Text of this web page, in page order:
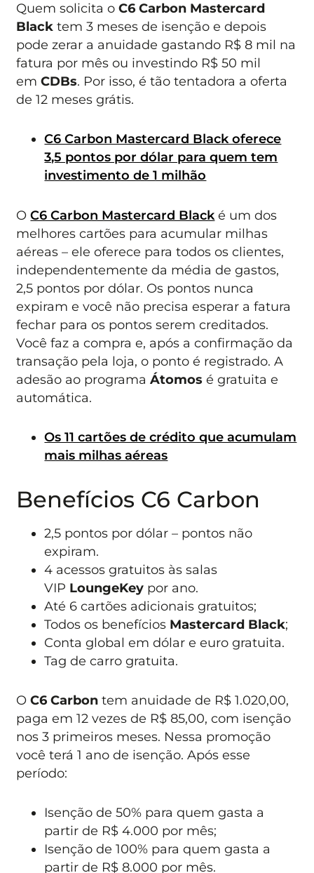
Quem solicita oC6 Carbon Mastercard
Black tem 3 meses de isenção e depois
pode zerar a anuidade gastando R$ 8 mil na
fatura por mês ou investindo R$ 50 mil
emCDBs. Por isso, é tão tentadora a oferta
de 12 meses grátis.
C6 Carbon Mastercard Black oferece
3,5 pontos por dólar para quem tem
investimento de 1 milhão
OC6 Carbon Mastercard Black é um dos
melhores cartões para acumular milhas
aéreas – ele oferece para todos os clientes,
independentemente da média de gastos,
2,5 pontos por dólar. Os pontos nunca
expiram e você não precisa esperar a fatura
fechar para os pontos serem creditados.
Você faz a compra e, após a confirmação da
transação pela loja, o ponto é registrado. A
adesão ao programaÁtomos é gratuita e
automática.
Os 11 cartões de crédito que acumulam
mais milhas aéreas
Benefícios C6 Carbon
2,5 pontos por dólar – pontos não
expiram.
4 acessos gratuitos às salas
VIP LoungeKey por ano.
Até 6 cartões adicionais gratuitos;
Todos os benefícios Mastercard Black;
Conta global em dólar e euro gratuita.
Tag de carro gratuita.
OC6 Carbon tem anuidade de R$ 1.020,00,
paga em 12 vezes de R$ 85,00, com isenção
nos 3 primeiros meses. Nessa promoção
você terá 1 ano de isenção. Após esse
período:
Isenção de 50% para quem gasta a
partir de R$ 4.000 por mês;
Isenção de 100% para quem gasta a
partir de R$ 8.000 por mês.